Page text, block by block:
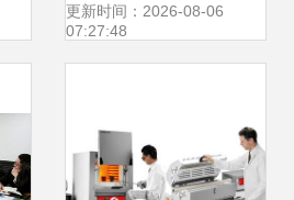
片、主要用途与技
科技）
更新时间：2026-08-06
07:27:48